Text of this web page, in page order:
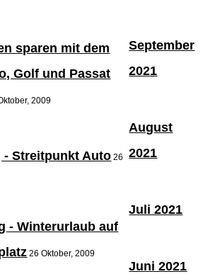
sparen mit dem
Golf und Passat
2009
- Streitpunkt Auto 26
- Winterurlaub auf
26 Oktober, 2009
September
2021
August
2021
Juli 2021
Juni 2021